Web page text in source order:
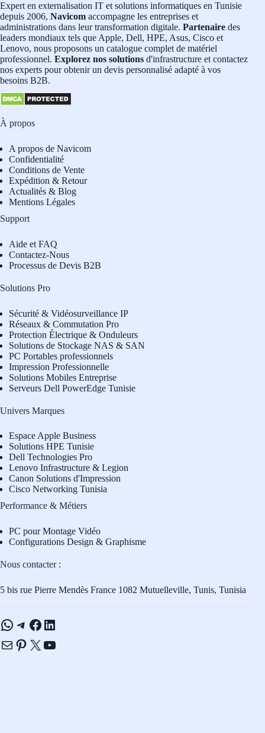
Expert en externalisation IT et solutions informatiques en Tunisie
depuis 2006, Navicom accompagne les entreprises et
administrations dans leur transformation digitale. Partenaire des
leaders mondiaux tels que Apple, Dell, HPE, Asus, Cisco et
Lenovo, nous proposons un catalogue complet de matériel
professionnel. Explorez nos solutions d'infrastructure et contactez
nos experts pour obtenir un devis personnalisé adapté à vos
besoins B2B.
À propos
A propos de Navicom
Confidentialité
Conditions de Vente
Expédition & Retour
Actualités & Blog
Mentions Légales
Support
Aide et FAQ
Contactez-Nous
Processus de Devis B2B
Solutions Pro
Sécurité & Vidéosurveillance IP
Réseaux & Commutation Pro
Protection Électrique & Onduleurs
Solutions de Stockage NAS & SAN
PC Portables professionnels
Impression Professionnelle
Solutions Mobiles Entreprise
Serveurs Dell PowerEdge Tunisie
Univers Marques
Espace Apple Business
Solutions HPE Tunisie
Dell Technologies Pro
Lenovo Infrastructure & Legion
Canon Solutions d'Impression
Cisco Networking Tunisia
Performance & Métiers
PC pour Montage Vidéo
Configurations Design & Graphisme
Nous contacter :
5 bis rue Pierre Mendès France 1082 Mutuelleville, Tunis, Tunisia
WhatsApp
Telegram
Facebook
LinkedIn
E-mailPinterest
X YouTube